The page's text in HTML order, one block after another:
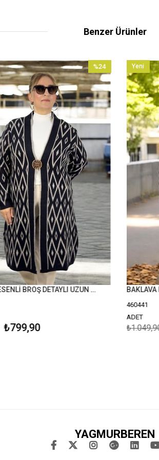
Benzer Ürünler
BAKLAVA DESENLİ BROŞ DETAYLI UZUN KOLLU ŞAL YAKA BÜYÜK BEDEN TRİKO HIRKA
₺799,90
%24
İndirim
%24İndirim
460441
ADET
₺1.049,90
Yeni
Ürün
YAGMURBEREN